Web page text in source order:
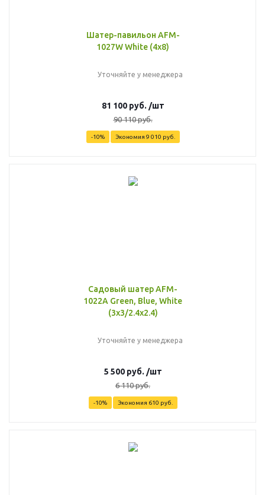
Шатер-павильон AFM-
1027W White (4х8)
Уточняйте у менеджера
81 100руб. /шт
90 110руб.
-10% Экономия 9 010 руб.
Садовый шатер AFM-
1022A Green, Blue, White
(3х3/2.4х2.4)
Уточняйте у менеджера
5 500руб. /шт
6 110руб.
-10% Экономия 610 руб.